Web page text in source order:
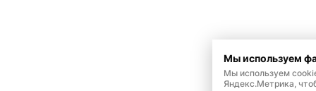
Мы используем
Мы используем
Яндекс.Метрика,